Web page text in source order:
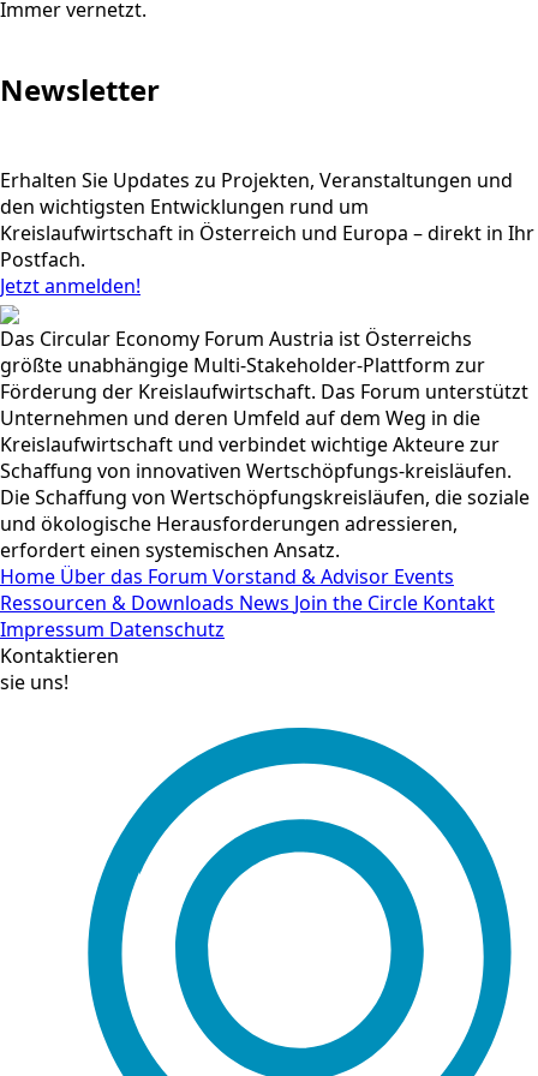
Immer vernetzt.
Newsletter
Erhalten Sie Updates zu Projekten, Veranstaltungen und
den wichtigsten Entwicklungen rund um
Kreislaufwirtschaft in Österreich und Europa – direkt in Ihr
Postfach.
Jetzt anmelden!
Das Circular Economy Forum Austria ist Österreichs
größte unabhängige Multi-Stakeholder-Plattform zur
Förderung der Kreislaufwirtschaft. Das Forum unterstützt
Unternehmen und deren Umfeld auf dem Weg in die
Kreislaufwirtschaft und verbindet wichtige Akteure zur
Schaffung von innovativen Wertschöpfungs-kreisläufen.
Die Schaffung von Wertschöpfungskreisläufen, die soziale
und ökologische Herausforderungen adressieren,
erfordert einen systemischen Ansatz.
Home Über das Forum Vorstand & Advisor Events
Ressourcen & Downloads News Join the Circle Kontakt
Impressum Datenschutz
Kontaktieren
sie uns!